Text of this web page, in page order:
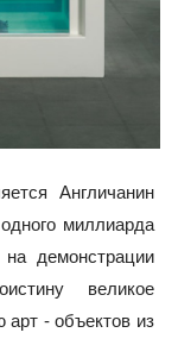
Англичанин
миллиарда
демонстрации
великое
арт - объектов из